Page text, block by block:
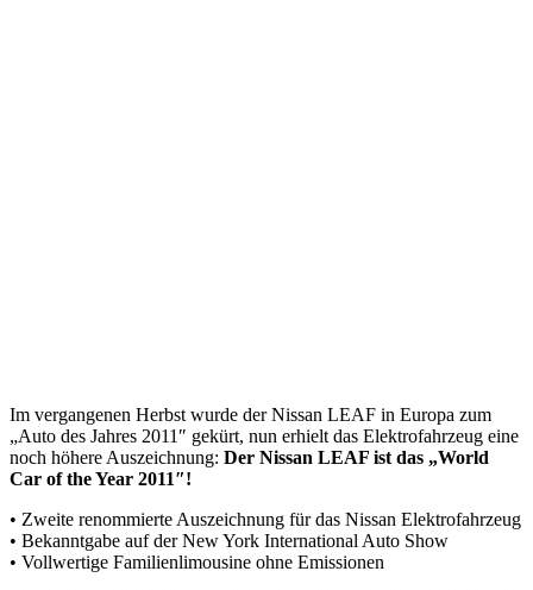
Im vergangenen Herbst wurde der Nissan LEAF in Europa zum
„Auto des Jahres 2011″ gekürt, nun erhielt das Elektrofahrzeug eine
noch höhere Auszeichnung: Der Nissan LEAF ist das „World
Car of the Year 2011″!
• Zweite renommierte Auszeichnung für das Nissan Elektrofahrzeug
• Bekanntgabe auf der New York International Auto Show
• Vollwertige Familienlimousine ohne Emissionen